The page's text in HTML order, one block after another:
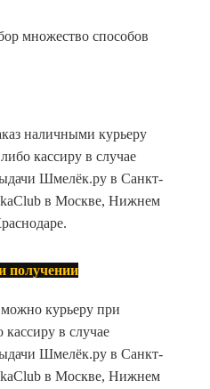
множество способов
наличными курьеру
кассиру в случае
Шмелёк.ру в Санкт-
в Москве, Нижнем
получении
можно курьеру при
в случае
Шмелёк.ру в Санкт-
в Москве, Нижнем